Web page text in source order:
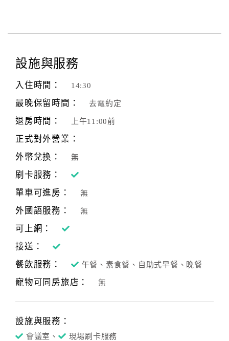
設施與服務
入住時間： 14:30
最晚保留時間： 去電約定
退房時間： 上午11:00前
正式對外營業：
外幣兌換：
無
刷卡服務：
單車可進房：
無
外國語服務： 無
可上網：
接送：
餐飲服務：
午餐、素食餐、自助式早餐、晚餐
寵物可同房旅店： 無
設施與服務：
會議室、 現場刷卡服務